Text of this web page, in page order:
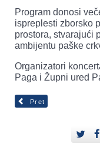
Program donosi
ispreplesti zborsko
prostora, stvarajući
ambijentu paške
Organizatori
Paga i Župni ured
Pret